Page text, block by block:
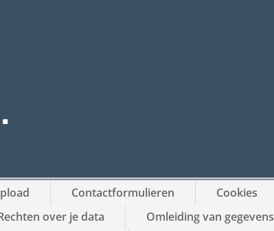
Contactformulieren Cookies
over je data Omleiding van gegevens